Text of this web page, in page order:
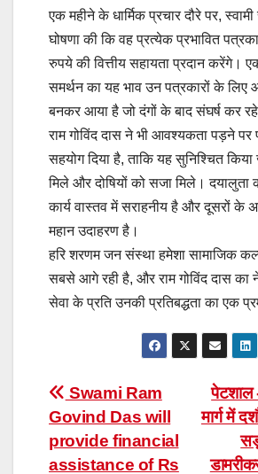
एक महीने के धार्मिक प्रचार दौरे पर, स्वामी
घोषणा की कि वह प्रत्येक प्रभावित
रुपये की वित्तीय सहायता प्रदान करेंगे।
समर्थन का यह भाव उन पत्रकारों के लिए
बनकर आया है जो दंगों के बाद संघर्ष कर
राम गोविंद दास ने भी आवश्यकता पड़ने
सहयोग दिया है, ताकि यह सुनिश्चित
मिले और दोषियों को सजा मिले। दयालुता
कार्य वास्तव में सराहनीय है और दूसरों
महान उदाहरण है।
हरि शरणम जन संस्था हमेशा सामाजिक
सबसे आगे रही है, और राम गोविंद दास का
सेवा के प्रति उनकी प्रतिबद्धता का एक
Post
navigation
पेटशाल
मार्ग में
Swami Ram
Govind Das will
provide financial
assistance of Rs